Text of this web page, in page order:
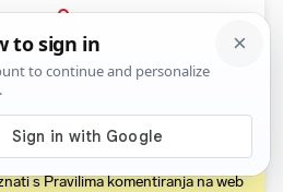
PRIJAVA
Relevantni
komentirati članke obvezan je
s Pravilima komentiranja na web